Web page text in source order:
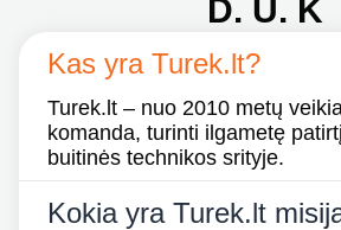
D. U. K
Kas yra Turek.lt?
Turek.lt – nuo 2010 metų
komanda, turinti ilgametę
buitinės technikos srityje.
Kokia yra Turek.lt